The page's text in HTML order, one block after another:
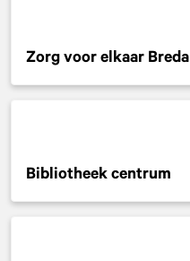
Zorg voor elkaar Breda
Bibliotheek centrum